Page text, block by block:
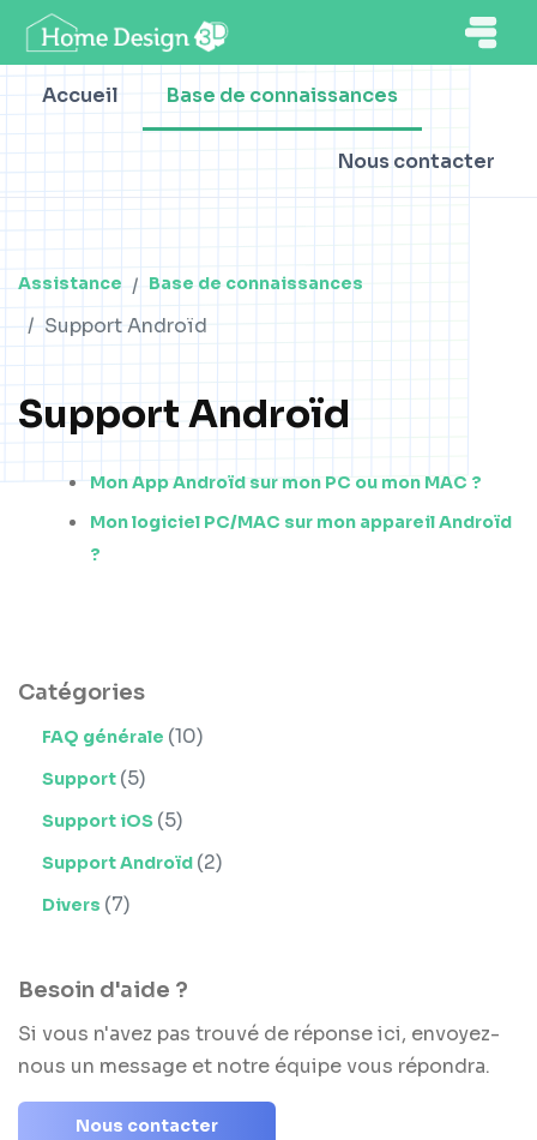
Accueil Base de connaissances
Nous contacter
Assistance Base de connaissances
Support Androïd
Support Androïd
Mon App Androïd sur mon PC ou mon MAC ?
Mon logiciel PC/MAC sur mon appareil Androïd
?
Catégories
FAQ générale (10)
Support (5)
Support iOS (5)
Support Androïd (2)
Divers (7)
Besoin d'aide ?
Si vous n'avez pas trouvé de réponse ici, envoyez-
nous un message et notre équipe vous répondra.
Nous contacter